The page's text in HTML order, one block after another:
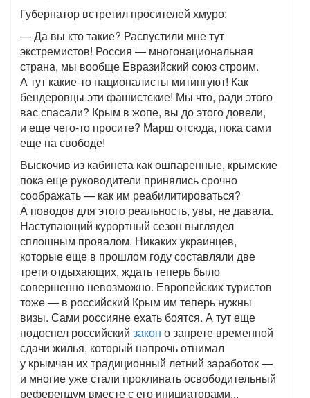
Губернатор встретил просителей хмуро:
— Да вы кто такие? Распустили мне тут
экстремистов! Россия — многонациональная
страна, мы вообще Евразийский союз строим.
А тут какие-то националисты митингуют! Как
бендеровцы эти фашистские! Мы что, ради этого
вас спасали? Крым в жопе, вы до этого довели,
и еще чего-то просите? Марш отсюда, пока сами
еще на свободе!
Выскочив из кабинета как ошпаренные, крымские
пока еще руководители принялись срочно
соображать — как им реабилитироваться?
А поводов для этого реальность, увы, не давала.
Наступающий курортный сезон выглядел
сплошным провалом. Никаких украинцев,
которые еще в прошлом году составляли две
трети отдыхающих, ждать теперь было
совершенно невозможно. Европейских туристов
тоже — в российский Крым им теперь нужны
визы. Сами россияне ехать боятся. А тут еще
подоспел российский закон о запрете временной
сдачи жилья, который напрочь отнимал
у крымчан их традиционный летний заработок —
и многие уже стали проклинать освободительный
референдум вместе с его инициаторами...